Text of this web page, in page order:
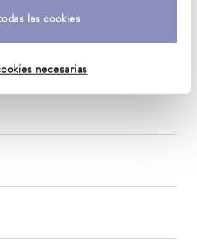
las cookies
necesarias